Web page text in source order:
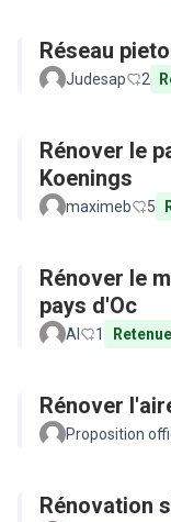
Réseau
Judesap 2
Rénover le
Koenings
maximeb 5
Rénover le
pays d'Oc
Al 1 Retenue
Rénover
Proposition
Rénovation